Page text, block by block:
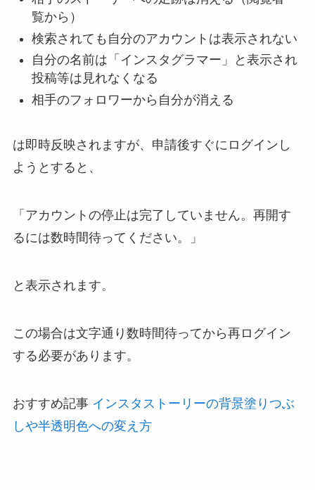
覧から）
検索されても自分のアカウントは表示されない
自分の名前は「インスタグラマー」と表示され
投稿等は見れなくなる
相手のフォロワーから自分が消える
は即時反映されますが、申請後すぐにログインし
ようとすると、
「アカウントの停止は完了していません。再開す
るには数時間待ってください。」
と表示されます。
この場合は文字通り数時間待ってから再ログイン
する必要があります。
おすすめ記事 インスタストーリーの背景塗りつぶ
しや半透明色への変え方